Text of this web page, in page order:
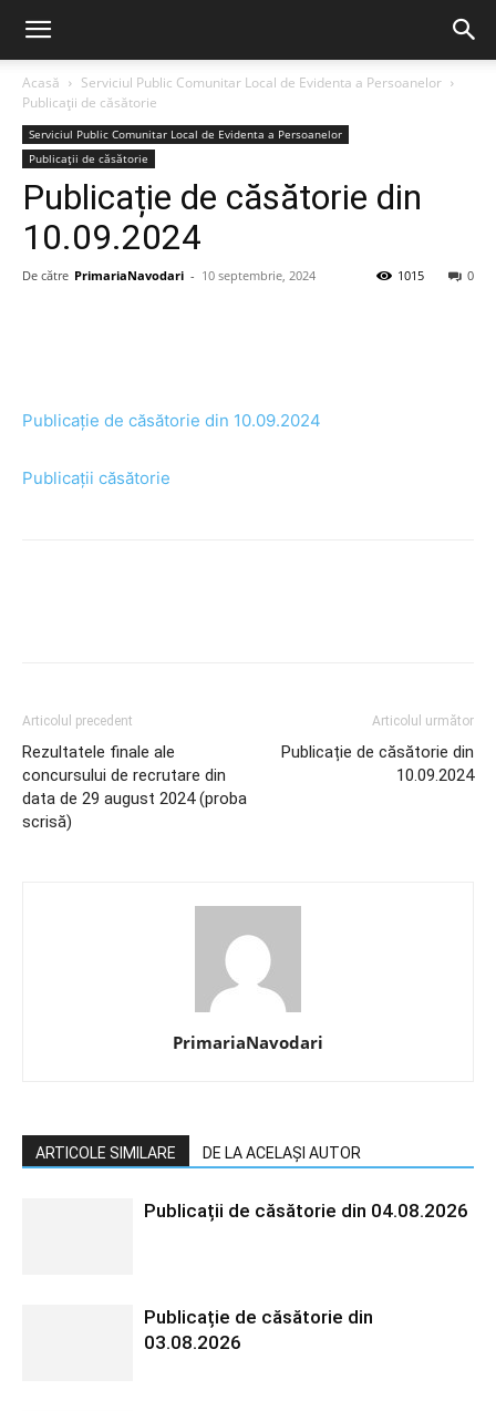
Acasă
Serviciul Public Comunitar Local de Evidenta a Persoanelor
Publicații de căsătorie
Serviciul Public Comunitar Local de Evidenta a Persoanelor
Publicații de căsătorie
Publicație de căsătorie din
10.09.2024
De către PrimariaNavodari - 10 septembrie, 2024 0
1015
Publicație de căsătorie din 10.09.2024
Publicații căsătorie
Articolul precedent
Rezultatele finale ale
concursului de recrutare din
data de 29 august 2024 (proba
scrisă)
Articolul următor
Publicație de căsătorie din
10.09.2024
PrimariaNavodari
ARTICOLE SIMILARE DE LA ACELAȘI AUTOR
Publicații de căsătorie din 04.08.2026
Publicație de căsătorie din
03.08.2026